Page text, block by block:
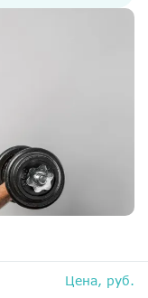
Цена, руб.